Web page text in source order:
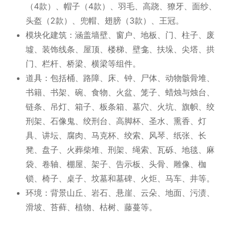
（4款）、帽子（4款）、羽毛、高跷、獠牙、面纱、
头盔（2款）、兜帽、翅膀（3款）、王冠。
模块化建筑：涵盖墙壁、窗户、地板、门、柱子、废
墟、装饰线条、屋顶、楼梯、壁龛、扶垛、尖塔、拱
门、栏杆、桥梁、横梁等组件。
道具：包括桶、路障、床、钟、尸体、动物骸骨堆、
书籍、书架、碗、食物、火盆、笼子、蜡烛与烛台、
链条、吊灯、箱子、板条箱、墓穴、火坑、旗帜、绞
刑架、石像鬼、绞刑台、高脚杯、圣水、熏香、灯
具、讲坛、腐肉、马克杯、绞索、风琴、纸张、长
凳、盘子、火葬柴堆、刑架、绳索、瓦砾、地毯、麻
袋、卷轴、棚屋、架子、告示板、头骨、雕像、枷
锁、椅子、桌子、坟墓和墓碑、火炬、马车、井等。
环境：背景山丘、岩石、悬崖、云朵、地面、污渍、
滑坡、苔藓、植物、枯树、藤蔓等。